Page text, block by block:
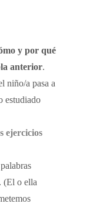
y por qué
anterior.
niño/a pasa a
estudiado
ejercicios
(El o ella